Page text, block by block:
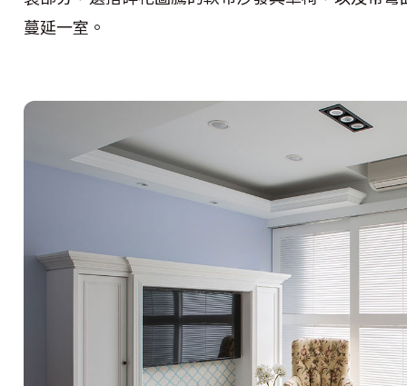
蔓延一室。